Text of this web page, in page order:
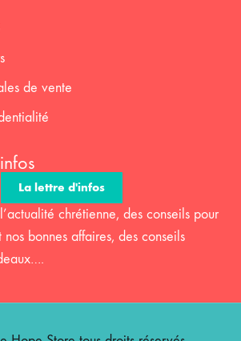
de vente
La lettre d'infos
chrétienne, des conseils pour
bonnes affaires, des conseils